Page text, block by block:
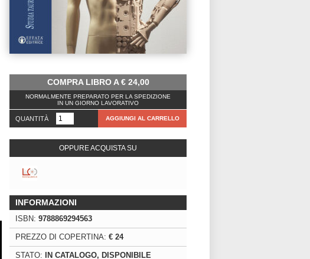
COMPRA LIBRO A€24,00
NORMALMENTE PREPARATO PER LA SPEDIZIONE
IN UN GIORNO LAVORATIVO
QUANTITÀ AGGIUNGI AL CARRELLO
OPPURE ACQUISTA SU
INFORMAZIONI
ISBN: 9788869294563
PREZZO DI COPERTINA: € 24
STATO: IN CATALOGO, DISPONIBILE